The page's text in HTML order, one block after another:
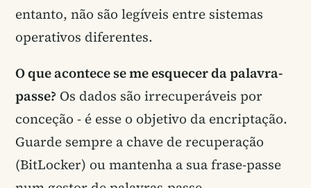
entanto, não são legíveis entre sistemas
operativos diferentes.
O que acontece se me esquecer da palavra-
passe? Os dados são irrecuperáveis por
conceção - é esse o objetivo da encriptação.
Guarde sempre a chave de recuperação
(BitLocker) ou mantenha a sua frase-passe